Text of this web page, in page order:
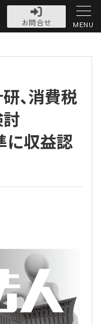
公益・一般法人オ
お問合せ
MENU
、消費税
討
収益認